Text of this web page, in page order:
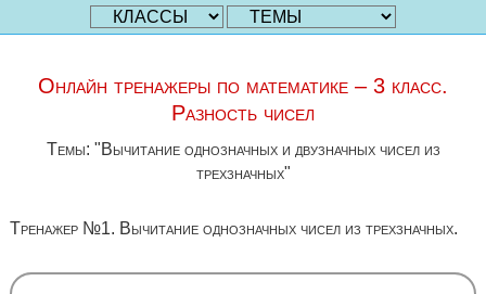
Онлайн тренажеры по математике – 3 класс.
Разность чисел
Темы: "Вычитание однозначных и двузначных чисел из
трехзначных"
Тренажер №1. Вычитание однозначных чисел из трехзначных.